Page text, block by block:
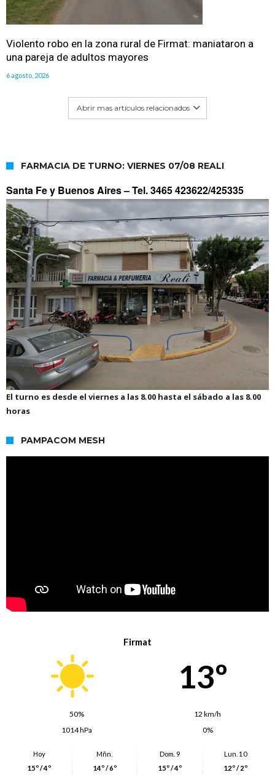
Violento robo en la zona rural de Firmat: maniataron a
una pareja de adultos mayores
6 agosto, 2026
Abrir mas artículos relacionados
FARMACIA DE TURNO: VIERNES 07/08 REALI
Santa Fe y Buenos Aires –Tel. 3465 423622/425335
El turno es desde el viernes a las 8.00 hasta el sábado a las 8.00
horas
PAMPACOM MESH
Firmat
13º
50%
12 km/h
1014 hPa
0%
Hoy
15º / 4º
Mñn.
14º / 6º
Dom. 9
15º / 4º
Lun. 10
12º / 2º